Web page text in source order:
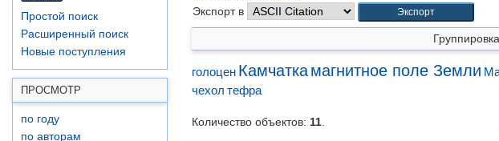
Простой поиск
Расширенный поиск
Новые поступления
ПРОСМОТР
по году
по авторам
Экспорт в
голоцен Камчаткамагнитное поле Земли
чехол тефра
Количество объектов: 11